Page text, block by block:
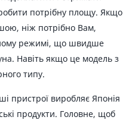
потрібну площу. Якщо
ніж потрібно Вам,
режимі, що швидше
Навіть якщо це модель з
типу.
пристрої виробляє Японія
продукти. Головне, щоб